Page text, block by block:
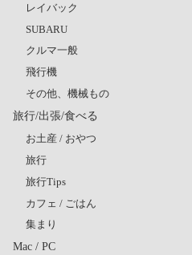
レイバック
SUBARU
クルマ一般
飛行機
その他、機械もの
旅行/出張/食べる
お土産 / おやつ
旅行
旅行Tips
カフェ / ごはん
集まり
Mac / PC